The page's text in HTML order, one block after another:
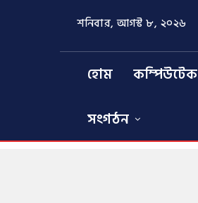
শনিবার, আগস্ট ৮, ২০২৬
হোম কম্পিউটেক
সংগঠন